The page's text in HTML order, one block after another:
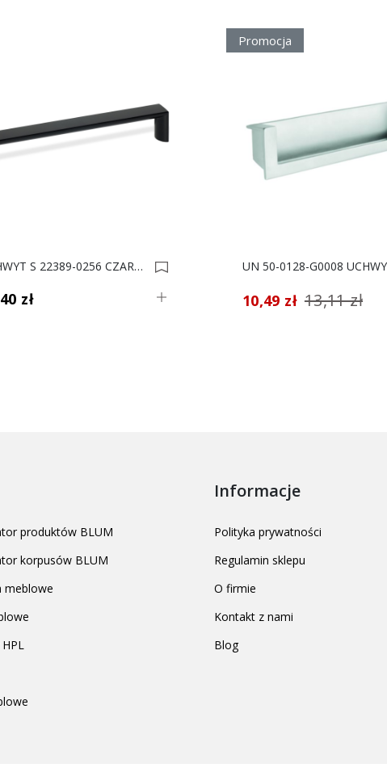
UCHWYT S 22389-0256 CZARNY LAK. 0012173
zł
Promocja
10,49 zł 13,11 zł
produktów BLUM
korpusów BLUM
meblowe
Informacje
Polityka prywatności
Regulamin sklepu
O firmie
Kontakt z nami
Blog